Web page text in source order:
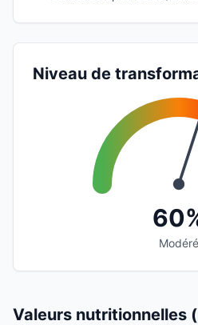
Niveau de
Modéré
Valeurs nutritionnelles